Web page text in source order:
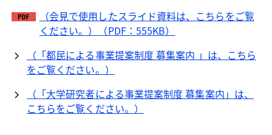
（会見で使用したスライド資料は、こちらをご覧
ください。）（PDF：555KB）
（「都民による事業提案制度 募集案内 」は、こちら
をご覧ください。）
（「大学研究者による事業提案制度 募集案内」は、
こちらをご覧ください。）